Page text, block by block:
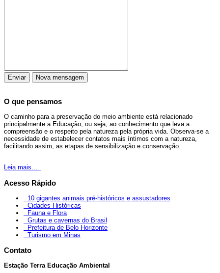
O que pensamos
O caminho para a preservação do meio ambiente está relacionado
principalmente a Educação, ou seja, ao conhecimento que leva a
compreensão e o respeito pela natureza pela própria vida. Observa-se a
necessidade de estabelecer contatos mais íntimos com a natureza,
facilitando assim, as etapas de sensibilização e conservação.
Leia mais...
Acesso Rápido
10 gigantes animais pré-históricos e assustadores
Cidades Históricas
Fauna e Flora
Grutas e cavernas do Brasil
Prefeitura de Belo Horizonte
Turismo em Minas
Contato
Estação Terra Educação Ambiental